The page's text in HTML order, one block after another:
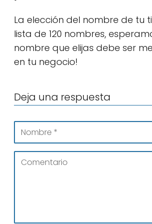
La elección del nombre de tu
lista de 120 nombres,
nombre que elijas debe ser
en tu negocio!
Deja una respuesta